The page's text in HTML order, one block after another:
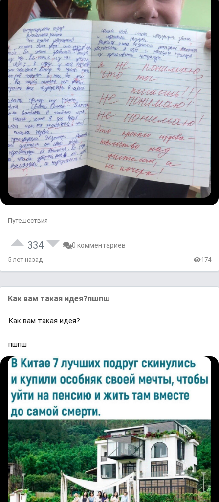
Путешествия
334 0 комментариев
5 лет назад 174
Как вам такая идея?пшпш
Как вам такая идея?
пшпш